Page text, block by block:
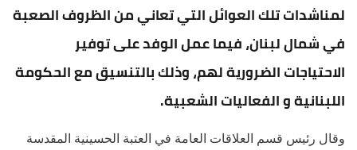
لمناشدات تلك العوائل التي تعاني من الظروف الصعبة
في شمال لبنان، فيما عمل الوفد على توفير
الاحتياجات الضرورية لهم، وذلك بالتنسيق مع الحكومة
اللبنانية و الفعاليات الشعبية.
وقال رئيس قسم العلاقات العامة في العتبة الحسينية المقدسة